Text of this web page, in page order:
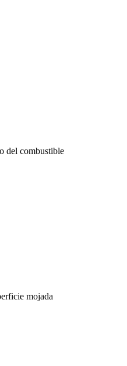
del combustible
mojada